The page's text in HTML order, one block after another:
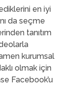
en iyi
da seçme
tanıtım
kurumsal
olmak için
Facebook’u